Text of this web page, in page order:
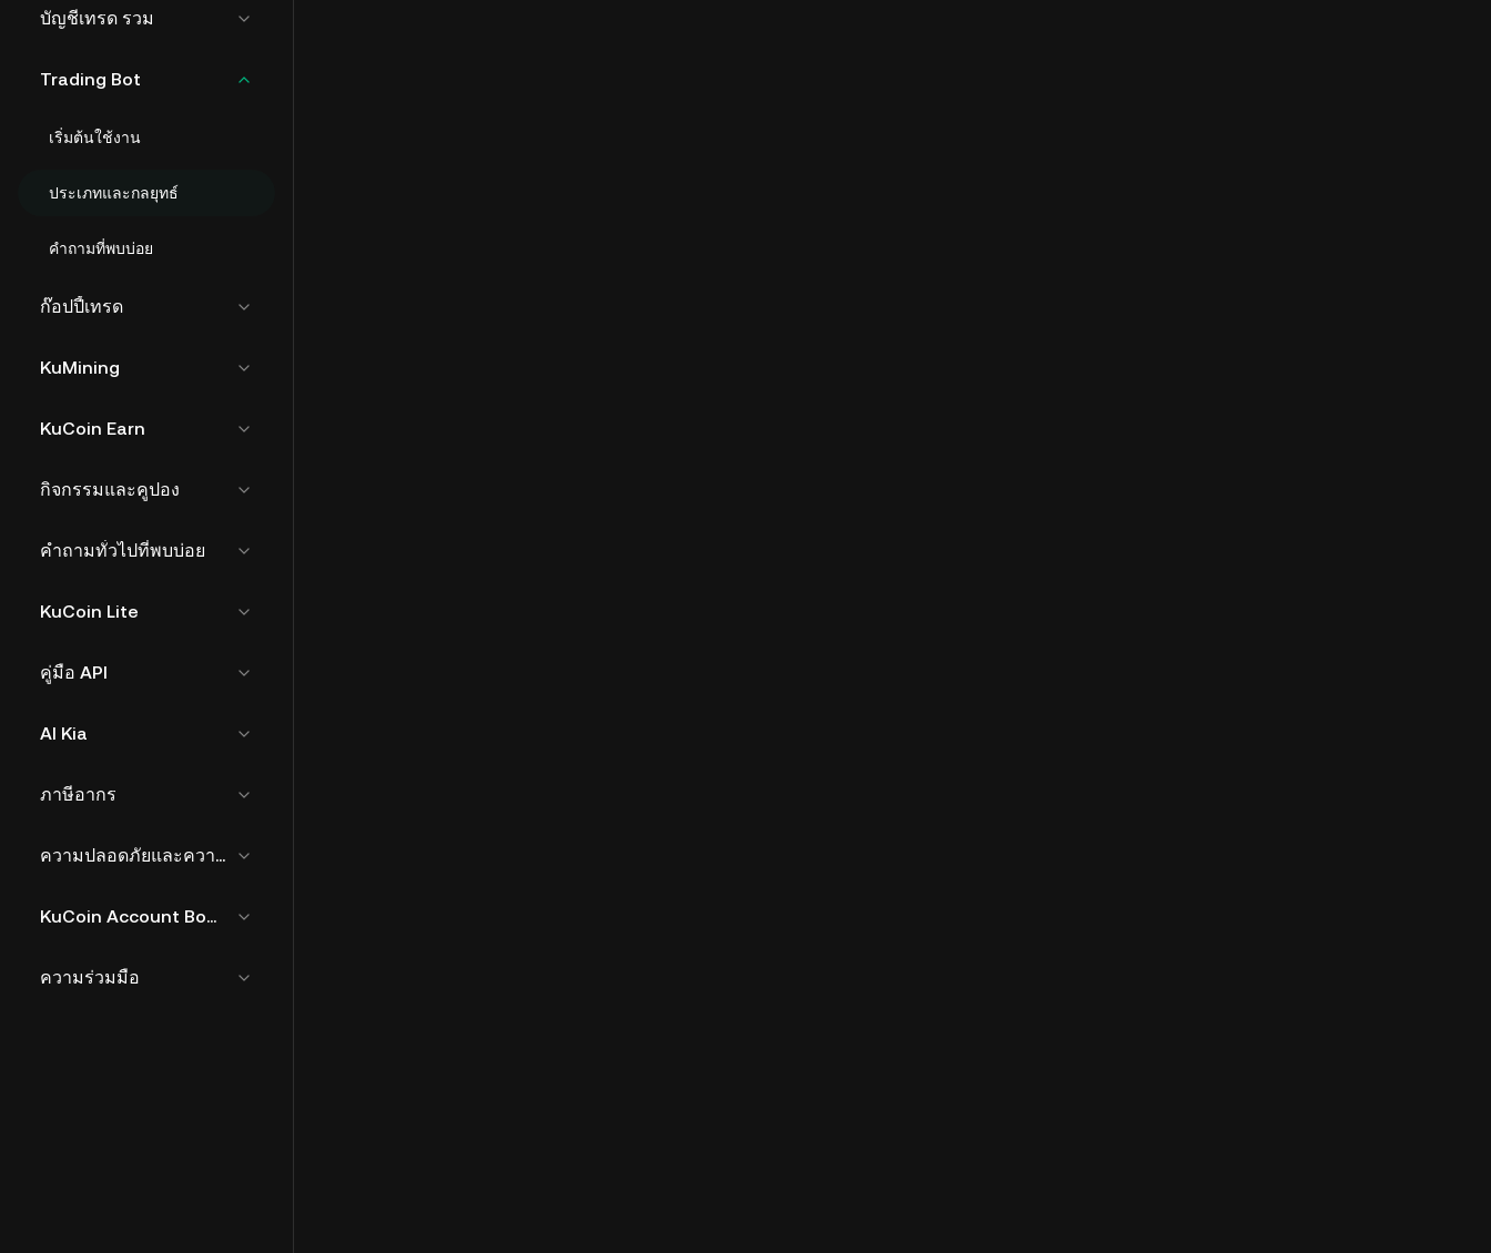
บัญชีเทรด รวม
Trading Bot
เริ่มต้นใช้งาน
ประเภทและกลยุทธ์
คำถามที่พบบ่อย
ก๊อปปี้เทรด
KuMining
KuCoin Earn
กิจกรรมและคูปอง
คำถามทั่วไปที่พบบ่อย
KuCoin Lite
คู่มือ API
AI Kia
ภาษีอากร
ความปลอดภัยและความเสี่ยง
KuCoin Account Bound Token
ความร่วมมือ